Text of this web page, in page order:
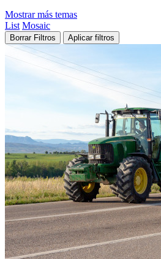
Mostrar más temas
List Mosaic
Borrar Filtros Aplicar filtros